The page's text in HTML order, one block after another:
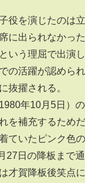
役を演じたのは
に出られなかっ
いう理屈で出演し
の活躍が認めら
抜擢される。
年10月5日）
を補充するためだ
ていたピンク色
27日の降板まで通
才賀降板後笑点